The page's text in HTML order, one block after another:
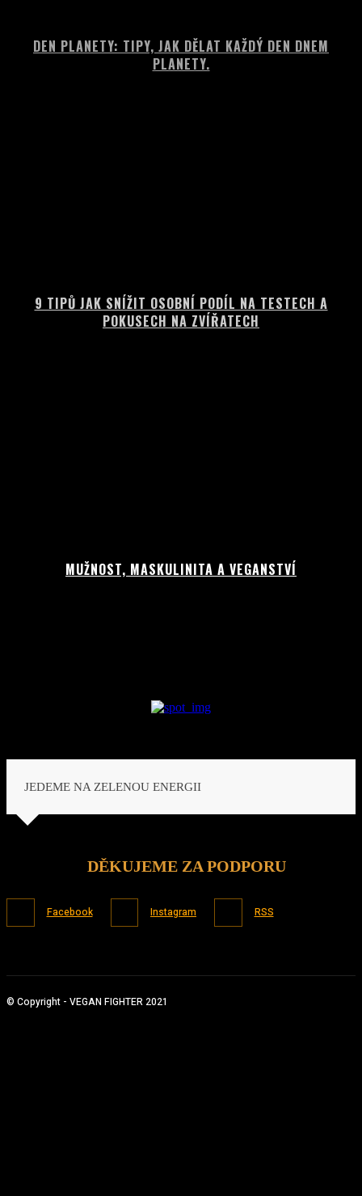
DEN PLANETY: TIPY, JAK DĚLAT KAŽDÝ DEN DNEM
PLANETY.
9 TIPŮ JAK SNÍŽIT OSOBNÍ PODÍL NA TESTECH A
POKUSECH NA ZVÍŘATECH
MUŽNOST, MASKULINITA A VEGANSTVÍ
JEDEME NA ZELENOU ENERGII
DĚKUJEME ZA PODPORU
Facebook Instagram RSS
© Copyright - VEGAN FIGHTER 2021